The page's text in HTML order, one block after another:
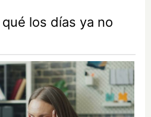
los días ya no